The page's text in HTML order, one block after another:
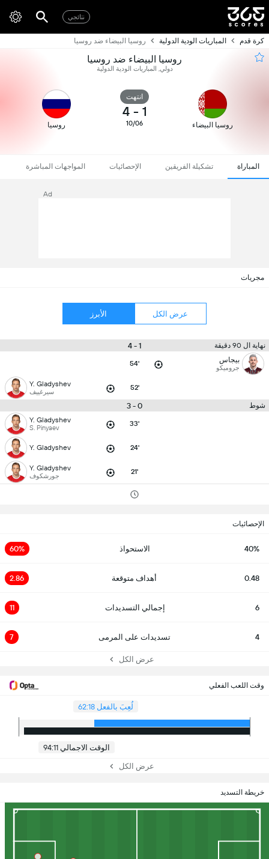
نتائجي
كرة قدم المباريات الودية الدولية روسيا البيضاء ضد روسيا
روسيا البيضاء ضد روسيا
دولي, المباريات الودية الدولية
روسيا البيضاء
انتهت
1
-
4
10/06 روسيا
المباراة تشكيلة الفريقين الإحصائيات المواجهات المباشرة
Ad
مجريات
عرض الكل الأبرز
نهاية ال 90 دقيقة 1 - 4
بيجاس
جروميكو 54'
52'
Y. Gladyshev
سيرغييف
شوط 0 - 3
33'
Y. Gladyshev
S. Pinyaev
24'
Y. Gladyshev
21'
Y. Gladyshev
جورشكوف
الإحصائيات
40% الاستحواذ 60%
0.48 أهداف متوقعة 2.86
6 إجمالي التسديدات 11
4 تسديدات على المرمى 7
عرض الكل
وقت اللعب الفعلي
لُعِبَ بالفعل 62:18
الوقت الاجمالي 94:11
عرض الكل
خريطة التسديد